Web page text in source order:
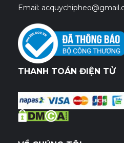
Email:
THANH TOÁN ĐIỆN TỬ